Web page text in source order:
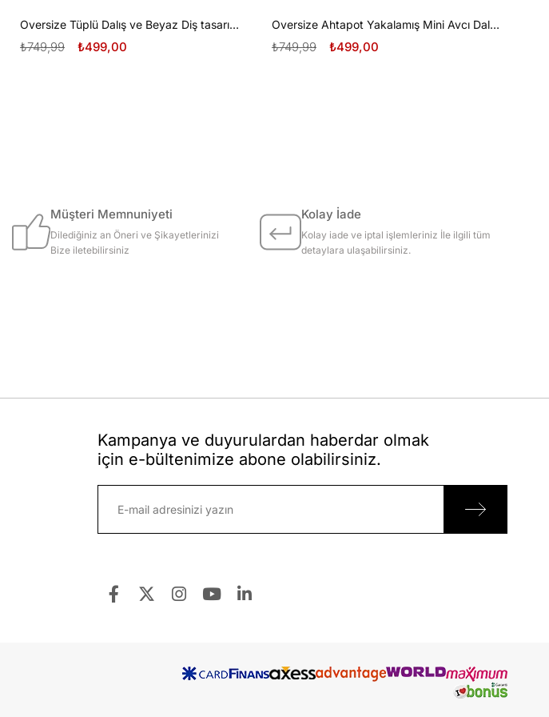
Oversize Tüplü Dalış ve Beyaz Diş tasarım unisex T-shirt
₺499,00
₺749,99
Oversize Ahtapot Yakalamış Mini Avcı Dalgıç Tasarım unisex T-shirt
₺499,00
₺749,99
Müşteri Memnuniyeti
Dilediğiniz an Öneri ve Şikayetlerinizi
Bize iletebilirsiniz
Kolay İade
Kolay iade ve iptal işlemleriniz İle ilgili tüm
detaylara ulaşabilirsiniz.
Kampanya ve duyurulardan haberdar olmak
için e-bültenimize abone olabilirsiniz.